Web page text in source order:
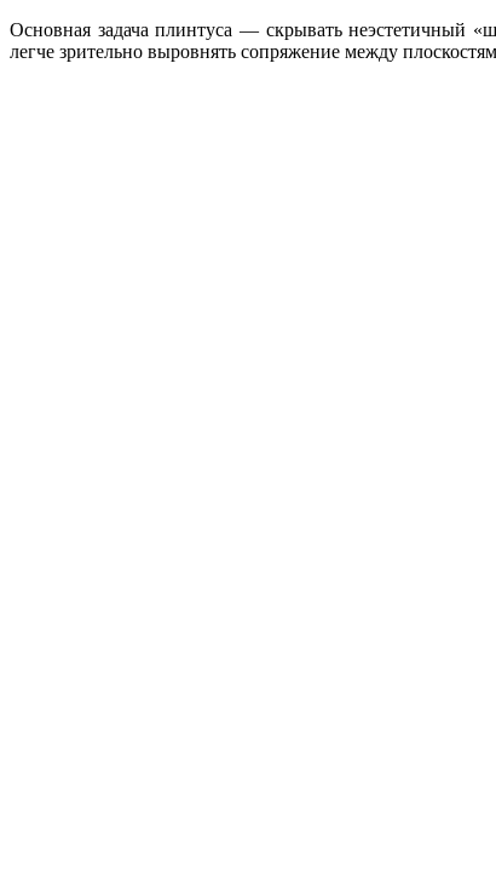
Основная задача плинтуса — скрывать неэстетичный
легче зрительно выровнять сопряжение между